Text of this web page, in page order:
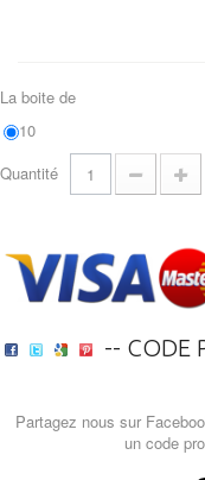
La boite de
10
Quantité
-- CODE
Partagez nous sur
un code